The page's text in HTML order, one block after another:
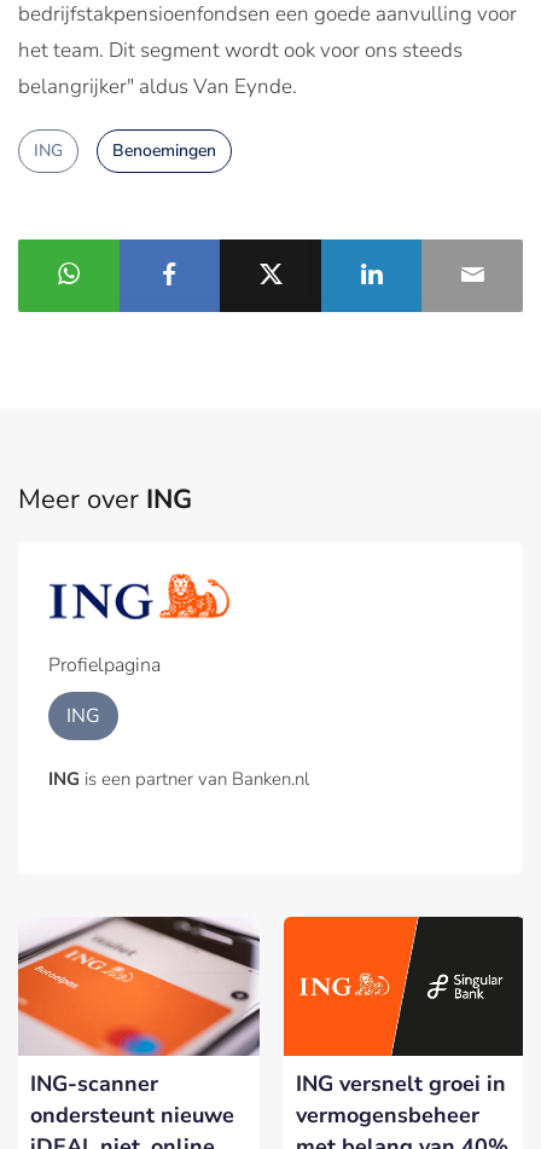
bedrijfstakpensioenfondsen een goede aanvulling voor
het team. Dit segment wordt ook voor ons steeds
belangrijker" aldus Van Eynde.
ING Benoemingen
Meer over ING
Profielpagina
ING
ING is een partner van Banken.nl
ING-scanner
ondersteunt nieuwe
ING versnelt groei in
vermogensbeheer